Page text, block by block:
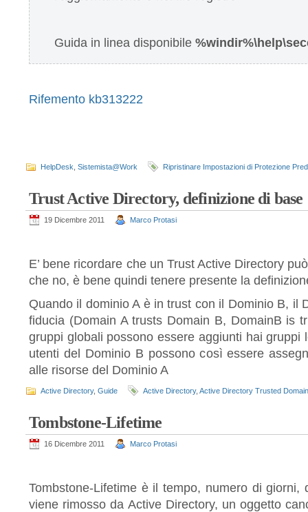
Guida in linea disponibile
Rifemento kb313222
HelpDesk Sistemista@Work Ripristinare Impostazioni di Protezione
Trust Active Directory, definizione di base
19 Dicembre 2011 Marco Protasi
E’ bene ricordare che un Trust Active Directory
che no, è bene quindi tenere presente la
Quando il dominio A è in trust con il Dominio B, il
fiducia (Domain A trusts Domain B, DomainB is
gruppi globali possono essere aggiunti hai gruppi
utenti del Dominio B possono così essere
alle risorse del Dominio A
Active Directory, Guide Active Directory, Active Directory Trusted Domain
Tombstone-Lifetime
16 Dicembre 2011 Marco Protasi
Tombstone-Lifetime è il tempo, numero di giorni,
viene rimosso da Active Directory, un oggetto